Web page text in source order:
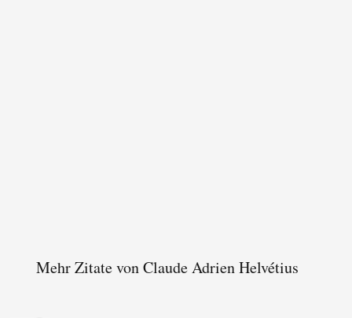
Mehr Zitate von Claude Adrien Helvétius